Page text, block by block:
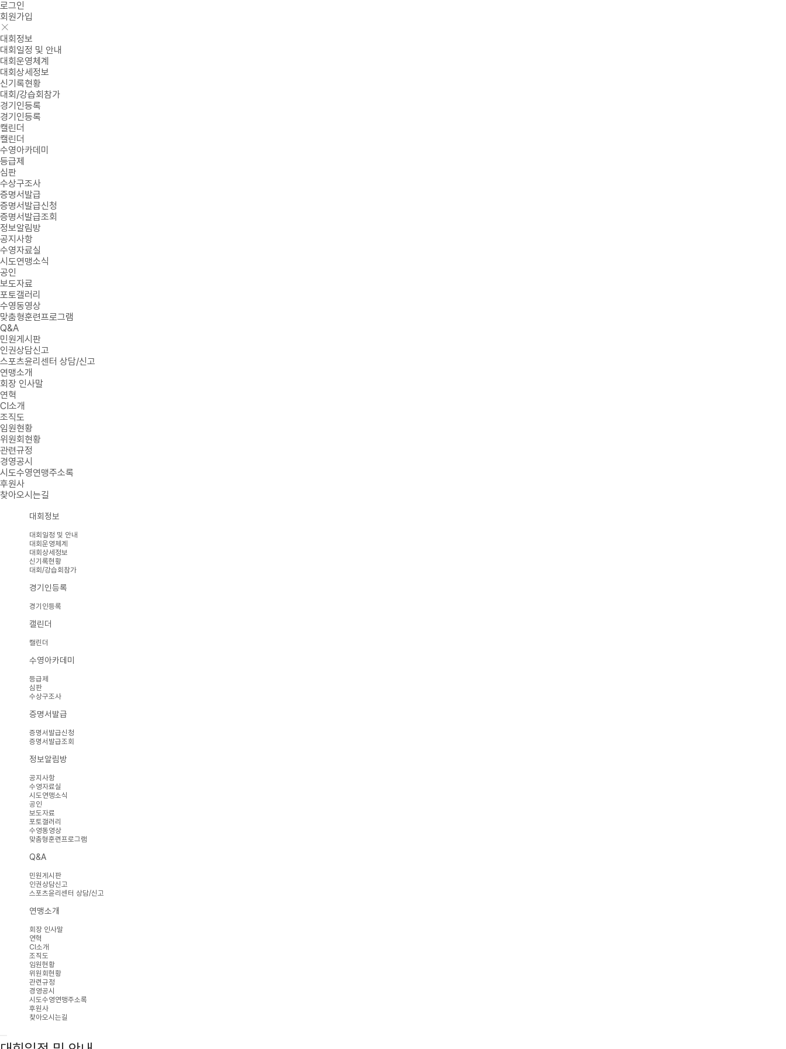
로그인
회원가입
대회정보
대회일정 및 안내
대회운영체계
대회상세정보
신기록현황
대회/강습회참가
경기인등록
경기인등록
캘린더
캘린더
수영아카데미
등급제
심판
수상구조사
증명서발급
증명서발급신청
증명서발급조회
정보알림방
공지사항
수영자료실
시도연맹소식
공인
보도자료
포토갤러리
수영동영상
맞춤형훈련프로그램
Q&A
민원게시판
인권상담신고
스포츠윤리센터 상담/신고
연맹소개
회장 인사말
연혁
CI소개
조직도
임원현황
위원회현황
관련규정
경영공시
시도수영연맹주소록
후원사
찾아오시는길
대회정보
대회일정 및 안내
대회운영체계
대회상세정보
신기록현황
대회/강습회참가
경기인등록
경기인등록
캘린더
캘린더
수영아카데미
등급제
심판
수상구조사
증명서발급
증명서발급신청
증명서발급조회
정보알림방
공지사항
수영자료실
시도연맹소식
공인
보도자료
포토갤러리
수영동영상
맞춤형훈련프로그램
Q&A
민원게시판
인권상담신고
스포츠윤리센터 상담/신고
연맹소개
회장 인사말
연혁
CI소개
조직도
임원현황
위원회현황
관련규정
경영공시
시도수영연맹주소록
후원사
찾아오시는길